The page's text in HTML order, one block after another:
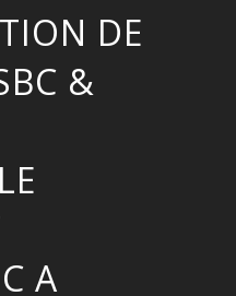
DE
&
A